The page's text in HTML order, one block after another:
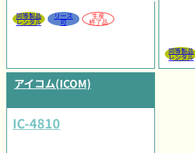
同等製品
レンタル
リース
可
生産
終了品
同等製品
レンタル
アイコム(ICOM)
IC-4810